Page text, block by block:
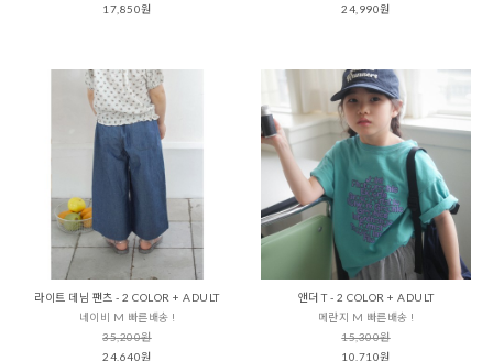
17,850원
24,990원
라이트 데님 팬츠 - 2 COLOR + ADULT
네이비 M 빠른배송 !
35,200원
24,640원
앤더 T - 2 COLOR + ADULT
메란지 M 빠른배송 !
15,300원
10,710원